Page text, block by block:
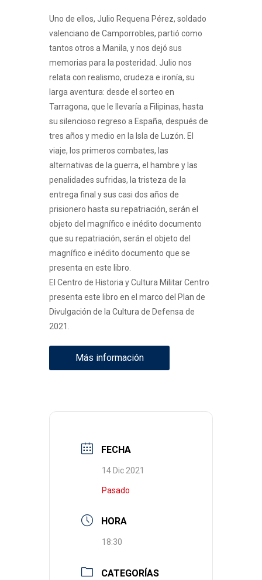
Uno de ellos, Julio Requena Pérez, soldado
valenciano de Camporrobles, partió como
tantos otros a Manila, y nos dejó sus
memorias para la posteridad. Julio nos
relata con realismo, crudeza e ironía, su
larga aventura: desde el sorteo en
Tarragona, que le llevaría a Filipinas, hasta
su silencioso regreso a España, después de
tres años y medio en la Isla de Luzón. El
viaje, los primeros combates, las
alternativas de la guerra, el hambre y las
penalidades sufridas, la tristeza de la
entrega final y sus casi dos años de
prisionero hasta su repatriación, serán el
objeto del magnífico e inédito documento
que su repatriación, serán el objeto del
magnífico e inédito documento que se
presenta en este libro.
El Centro de Historia y Cultura Militar Centro
presenta este libro en el marco del Plan de
Divulgación de la Cultura de Defensa de
2021.
Más información
FECHA
14 Dic 2021
Pasado
HORA
18:30
CATEGORÍAS